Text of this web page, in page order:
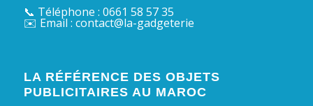
📞 Téléphone : 0661 58 57 35
✉️ Email : contact@la-gadgeterie
LA RÉFÉRENCE DES OBJETS
PUBLICITAIRES AU MAROC